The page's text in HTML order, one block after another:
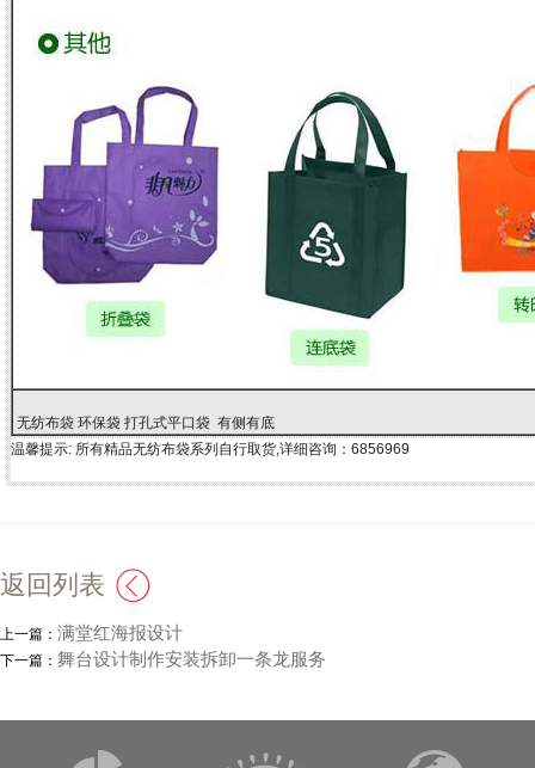
无纺布袋 环保袋 打孔式平口袋 有侧有底
温馨提示: 所有精品无纺布袋系列自行取货,详细咨询：6856969
返回列表
上一篇： 满堂红海报设计
下一篇： 舞台设计制作安装拆卸一条龙服务